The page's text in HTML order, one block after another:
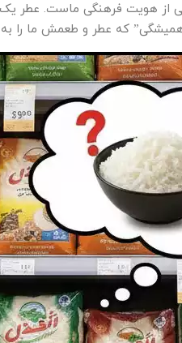
از هویت فرهنگی ماست. عطر
همیشگی” که عطر و طعمش ما را